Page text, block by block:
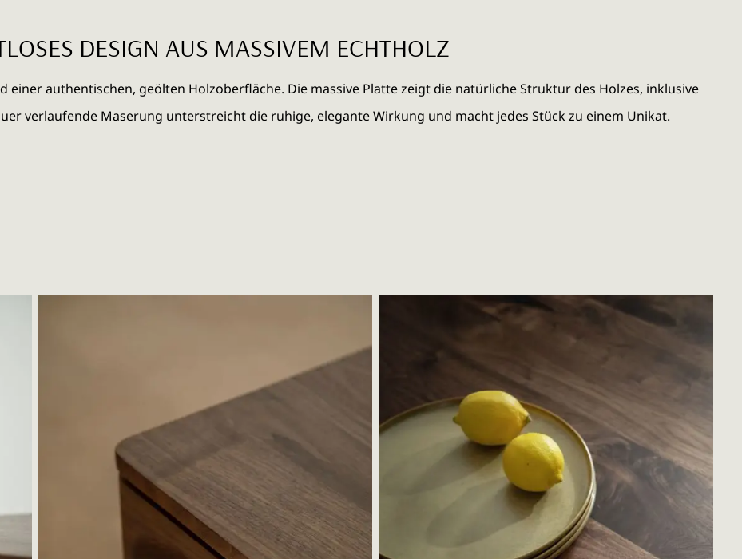
DESIGN AUS MASSIVEM ECHTHOLZ
einer authentischen, geölten Holzoberfläche. Die massive Platte zeigt die natürliche Struktur des Holzes, inklusive
verlaufende Maserung unterstreicht die ruhige, elegante Wirkung und macht jedes Stück zu einem Unikat.